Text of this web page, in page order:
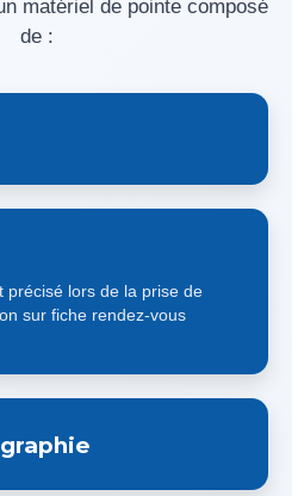
matériel de pointe composé
de :
précisé lors de la prise de
sur fiche rendez-vous